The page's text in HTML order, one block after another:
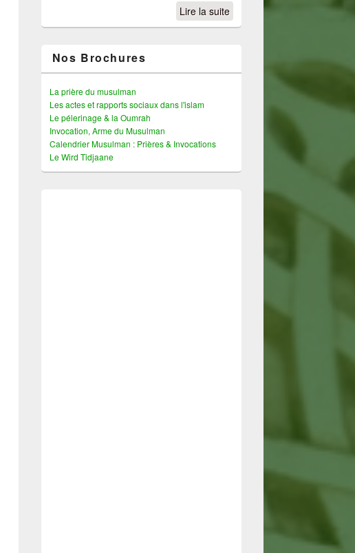
Lire la suite
Nos Brochures
La prière du musulman
Les actes et rapports sociaux dans l'islam
Le pélerinage & la Oumrah
Invocation, Arme du Musulman
Calendrier Musulman : Prières & Invocations
Le Wird Tidjaane